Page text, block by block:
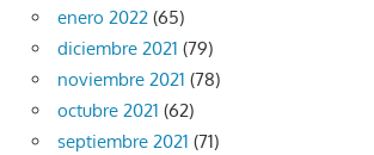
enero 2022 (65)
diciembre 2021 (79)
noviembre 2021 (78)
octubre 2021 (62)
septiembre 2021 (71)